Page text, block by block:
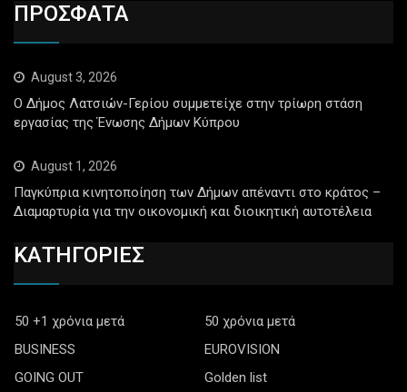
ΠΡΟΣΦΑΤΑ
August 3, 2026
Ο Δήμος Λατσιών-Γερίου συμμετείχε στην τρίωρη στάση
εργασίας της Ένωσης Δήμων Κύπρου
August 1, 2026
Παγκύπρια κινητοποίηση των Δήμων απέναντι στο κράτος –
Διαμαρτυρία για την οικονομική και διοικητική αυτοτέλεια
ΚΑΤΗΓΟΡΙΕΣ
50 +1 χρόνια μετά
50 χρόνια μετά
BUSINESS
EUROVISION
GOING OUT
Golden list